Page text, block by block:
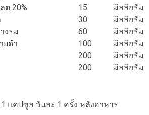
ต 20% 15
มิลลิกรัม
30
มิลลิกรัม
งรม
60
มิลลิกรัม
ยดำ
100
มิลลิกรัม
200
มิลลิกรัม
200 มิลลิกรัม
แคปซูล วันละ 1 ครั้ง หลังอาหาร